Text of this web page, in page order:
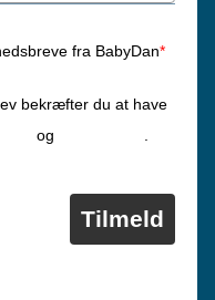
fra BabyDan*
bekræfter du at have
og .
Tilmeld